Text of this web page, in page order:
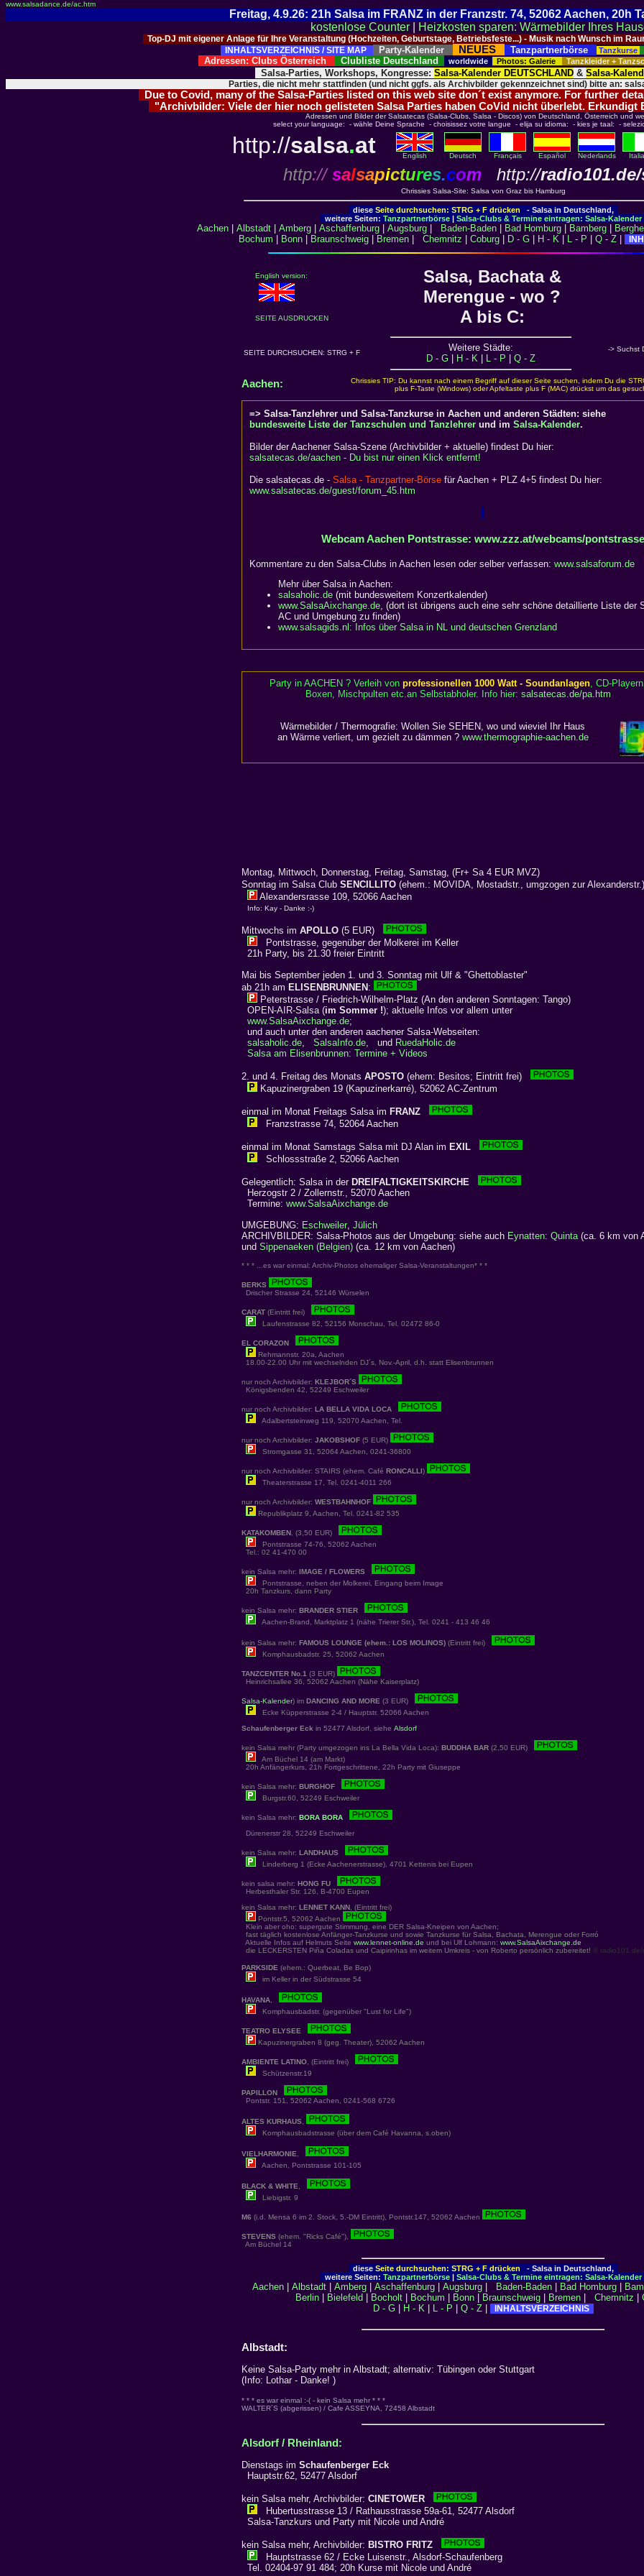
www.salsadance.de/ac.htm
Freitag, 4.9.26: 21h Salsa im FRANZ in der Franzstr. 74, 52062 Aachen, 20h
kostenlose Counter
Heizkosten sparen: Wärmebilder Ihres
Top-DJ mit eigener Anlage für Ihre Veranstaltung (Hochzeiten, Geburtstage, Betriebsfeste...) - Musik nach Wunsch im
INHALTSVERZEICHNIS / SITE MAP
Party-Kalender NEUES Tanzpartnerbörse Tanzkurse
Adressen: Clubs Österreich Clubliste Deutschland worldwide Photos: Galerie Tanzkleider +
Salsa-Parties, Workshops, Kongresse: Salsa-Kalender DEUTSCHLAND & Salsa-
Parties, die nicht mehr stattfinden (und nicht ggfs. als Archivbilder gekennzeichnet sind) bitte an:
Due to Covid, many of the Salsa-Parties listed on this web site don´t exist anymore. For further
"Archivbilder: Viele der hier noch gelisteten Salsa Parties haben CoVid nicht überlebt. Erkundigt
Adressen und Bilder der Salsatecas (Salsa-Clubs, Salsa - Discos) von Deutschland, Österreich und
select your language: - wähle Deine Sprache - choisissez votre langue - elija su idioma: - kies je taal: -
http://salsa.at English Deutsch Français Español Nederlands
http:// salsapictures.com http://
Chrissies Salsa-Site: Salsa von Graz bis Hamburg
diese Seite durchsuchen: STRG + F drücken - Salsa in Deutschland,
weitere Seiten: Tanzpartnerbörse| Salsa-Clubs & Termine eintragen: Salsa-Kalender
Aachen Albstadt Amberg Aschaffenburg Augsburg Baden-Baden Bad Homburg Bamberg
Bochum
Bonn| Braunschweig| Bremen| Chemnitz Coburg| D - G| H - K| L - P Q - Z|
English version:
SEITE AUSDRUCKEN
Salsa, Bachata &
Merengue - wo ?
A bis C:
SEITE DURCHSUCHEN: STRG + F
Weitere Städte:
D - G
H - K L - P Q - Z
-> Suchst
Aachen:
Chrissies TIP: Du kannst nach einem Begriff auf dieser Seite suchen, indem Du die
plus F-Taste (Windows) oder Apfeltaste plus F (MAC) drückst um das
=> Salsa-Tanzlehrer und Salsa-Tanzkurse in Aachen und anderen Städten: siehe
bundesweite Liste der Tanzschulen und Tanzlehrer und im Salsa-Kalender.
Bilder der Aachener Salsa-Szene (Archivbilder + aktuelle) findest Du hier:
salsatecas.de/aachen - Du bist nur einen Klick entfernt!
Die salsatecas.de - Salsa - Tanzpartner-Börse für Aachen + PLZ 4+5 findest Du hier:
www.salsatecas.de/guest/forum_45.htm
Webcam Aachen Pontstrasse: www.zzz.at/webcams/pontstrasse
Kommentare zu den Salsa-Clubs in Aachen lesen oder selber verfassen: www.salsaforum.de
Mehr über Salsa in Aachen:
salsaholic.de (mit bundesweitem Konzertkalender)
www.SalsaAixchange.de, (dort ist übrigens auch eine sehr schöne detaillierte Liste der
AC und Umgebung zu finden)
www.salsagids.nl: Infos über Salsa in NL und deutschen Grenzland
Party in AACHEN ? Verleih von professionellen 1000 Watt - Soundanlagen, CD-
Boxen, Mischpulten etc.an Selbstabholer. Info hier: salsatecas.de/pa.htm
Wärmebilder / Thermografie: Wollen Sie SEHEN, wo und wieviel Ihr Haus
an Wärme verliert, um gezielt zu dämmen ? www.thermographie-aachen.de
Montag, Mittwoch, Donnerstag, Freitag, Samstag, (Fr+ Sa 4 EUR MVZ)
Sonntag im Salsa Club SENCILLITO (ehem.: MOVIDA, Mostadstr., umgzogen zur
Alexandersrasse 109, 52066 Aachen
Info: Kay - Danke :-)
Mittwochs im APOLLO (5 EUR)
Pontstrasse, gegenüber der Molkerei im Keller
21h Party, bis 21.30 freier Eintritt
Mai bis September jeden 1. und 3. Sonntag mit Ulf & "Ghettoblaster"
ab 21h am ELISENBRUNNEN :
Peterstrasse / Friedrich-Wilhelm-Platz (An den anderen Sonntagen: Tango)
OPEN-AIR-Salsa (im Sommer !); aktuelle Infos vor allem unter
www.SalsaAixchange.de;
und auch unter den anderen aachener Salsa-Webseiten:
salsaholic.de, SalsaInfo.de, und RuedaHolic.de
Salsa am Elisenbrunnen: Termine + Videos
2. und 4. Freitag des Monats APOSTO (ehem: Besitos; Eintritt frei)
Kapuzinergraben 19 (Kapuzinerkarré), 52062 AC-Zentrum
einmal im Monat Freitags Salsa im FRANZ
Franzstrasse 74, 52064 Aachen
einmal im Monat Samstags Salsa mit DJ Alan im EXIL
Schlossstraße 2, 52066 Aachen
Gelegentlich: Salsa in der DREIFALTIGKEITSKIRCHE
Herzogstr 2 / Zollernstr., 52070 Aachen
Termine: www.SalsaAixchange.de
UMGEBUNG: Eschweiler, Jülich
ARCHIVBILDER: Salsa-Photos aus der Umgebung: siehe auch Eynatten: Quinta(ca. 6 km von
und Sippenaeken (Belgien) (ca. 12 km von Aachen)
* * * ...es war einmal: Archiv-Photos ehemaliger Salsa-Veranstaltungen* * *
BERKS
Drischer Strasse 24, 52146 Würselen
CARAT (Eintritt frei)
Laufenstrasse 82, 52156 Monschau, Tel. 02472 86-0
EL CORAZON
Rehmannstr. 20a, Aachen
18.00-22.00 Uhr mit wechselnden DJ´s, Nov.-April, d.h. statt Elisenbrunnen
nur noch Archivbilder: KLEJBOR´S
Königsbenden 42, 52249 Eschweiler
nur noch Archivbilder: LA BELLA VIDA LOCA
Adalbertsteinweg 119, 52070 Aachen, Tel.
nur noch Archivbilder: JAKOBSHOF (5 EUR)
Stromgasse 31, 52064 Aachen, 0241-36800
nur noch Archivbilder: STAIRS (ehem. Café RONCALLI)
Theaterstrasse 17, Tel. 0241-4011 266
nur noch Archivbilder: WESTBAHNHOF
Republikplatz 9, Aachen, Tel. 0241-82 535
KATAKOMBEN , (3,50 EUR)
Pontstrasse 74-76, 52062 Aachen
Tel.: 02 41-470 00
kein Salsa mehr: IMAGE / FLOWERS
Pontstrasse, neben der Molkerei, Eingang beim Image
20h Tanzkurs, dann Party
kein Salsa mehr: BRANDER STIER
Aachen-Brand, Marktplatz 1 (nähe Trierer Str.), Tel. 0241 - 413 46 46
kein Salsa mehr: FAMOUS LOUNGE (ehem.: LOS MOLINOS) (Eintritt frei)
Komphausbadstr. 25, 52062 Aachen
TANZCENTER No.1 (3 EUR)
Heinrichsallee 36, 52062 Aachen (Nähe Kaiserplatz)
Salsa-Kalender) im DANCING AND MORE (3 EUR)
Ecke Küpperstrasse 2-4 / Hauptstr. 52066 Aachen
Schaufenberger Eck in 52477 Alsdorf, siehe Alsdorf
kein Salsa mehr (Party umgezogen ins La Bella Vida Loca): BUDDHA BAR (2,50 EUR)
Am Büchel 14 (am Markt)
20h Anfängerkurs, 21h Fortgeschrittene, 22h Party mit Giuseppe
kein Salsa mehr: BURGHOF
Burgstr.60, 52249 Eschweiler
kein Salsa mehr: BORA BORA
Dürenerstr 28, 52249 Eschweiler
kein Salsa mehr: LANDHAUS
Linderberg 1 (Ecke Aachenerstrasse), 4701 Kettenis bei Eupen
kein salsa mehr: HONG FU
Herbesthaler Str. 126, B-4700 Eupen
kein Salsa mehr: LENNET KANN , (Eintritt frei)
Pontstr.5, 52062 Aachen
Klein aber oho: supergute Stimmung, eine DER Salsa-Kneipen von Aachen;
fast täglich kostenlose Anfänger-Tanzkurse und sowie Tanzkurse für Salsa, Bachata, Merengue oder Forró
Aktuelle Infos auf Helmuts Seite www.lennet-online.de und bei Ulf Lohmann: www.SalsaAixchange.de
die LECKERSTEN Piña Coladas und Caipirinhas im weitem Umkreis - von Roberto persönlich zubereitet! © radio101.de/
PARKSIDE (ehem.: Querbeat, Be Bop)
im Keller in der Südstrasse 54
HAVANA
Komphausbadstr. (gegenüber "Lust for Life")
TEATRO ELYSEE
Kapuzinergraben 8 (geg. Theater), 52062 Aachen
AMBIENTE LATINO , (Eintritt frei)
Schützenstr.19
PAPILLON
Pontstr. 151, 52062 Aachen, 0241-568 6726
ALTES KURHAUS
Komphausbadstrasse (über dem Café Havanna, s.oben)
VIELHARMONIE
Aachen, Pontstrasse 101-105
BLACK & WHITE
Liebigstr. 9
M6 (i.d. Mensa 6 im 2. Stock, 5.-DM Eintritt), Pontstr.147, 52062 Aachen
STEVENS (ehem. "Ricks Café"),
Am Büchel 14
diese Seite durchsuchen: STRG + F drücken - Salsa in Deutschland,
weitere Seiten: Tanzpartnerbörse| Salsa-Clubs & Termine eintragen: Salsa-Kalender
Aachen| Albstadt| Amberg| Aschaffenburg| Augsburg| Baden-Baden| Bad Homburg|
Berlin| Bielefeld| Bocholt| Bochum | Bonn| Braunschweig| Bremen| Chemnitz |
D - G| H - K | L - P | Q - Z| INHALTSVERZEICHNIS
Albstadt:
Keine Salsa-Party mehr in Albstadt; alternativ: Tübingen oder Stuttgart
(Info: Lothar - Danke! )
* * * es war einmal :-( - kein Salsa mehr * * *
WALTER´S (abgerissen) / Cafe ASSEYNA, 72458 Albstadt
Alsdorf / Rheinland:
Dienstags im Schaufenberger Eck
Hauptstr.62, 52477 Alsdorf
kein Salsa mehr, Archivbilder: CINETOWER
Hubertusstrasse 13 / Rathausstrasse 59a-61, 52477 Alsdorf
Salsa-Tanzkurs und Party mit Nicole und André
kein Salsa mehr, Archivbilder: BISTRO FRITZ
Hauptstrasse 62 / Ecke Luisenstr., Alsdorf-Schaufenberg
Tel. 02404-97 91 484; 20h Kurse mit Nicole und André